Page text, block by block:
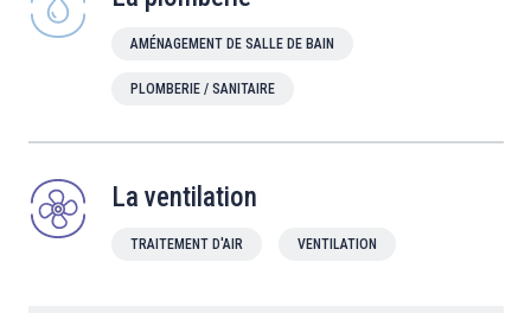
AMÉNAGEMENT DE SALLE DE BAIN
PLOMBERIE / SANITAIRE
La ventilation
TRAITEMENT D'AIR VENTILATION